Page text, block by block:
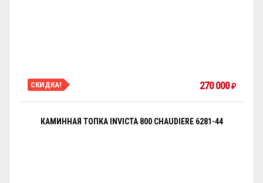
СКИДКА! 270 000₽
КАМИННАЯ ТОПКА INVICTA 800 CHAUDIERE 6281-44